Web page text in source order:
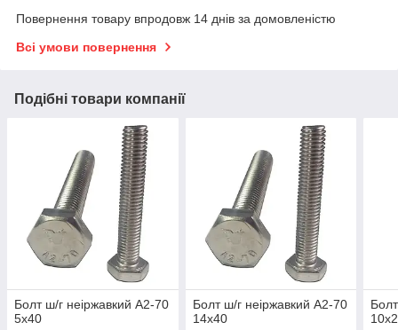
Повернення товару впродовж 14 днів за домовленістю
Всі умови повернення
Подібні товари компанії
Болт ш/г неіржавкий A2-70
5х40
Болт ш/г неіржавкий A2-70
14х40